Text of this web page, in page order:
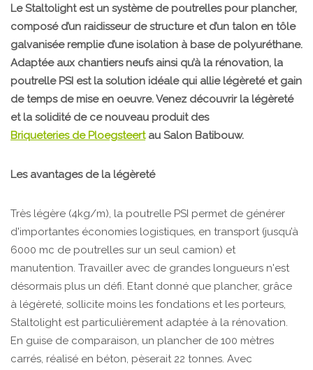
Le Staltolight est un système de poutrelles pour plancher,
composé d’un raidisseur de structure et d’un talon en tôle
galvanisée remplie d’une isolation à base de polyuréthane.
Adaptée aux chantiers neufs ainsi qu’à la rénovation, la
poutrelle PSI est la solution idéale qui allie légèreté et gain
de temps de mise en oeuvre. Venez découvrir la légèreté
et la solidité de ce nouveau produit des
Briqueteries de Ploegsteertau Salon Batibouw.
Les avantages de la légèreté
Très légère (4kg/m), la poutrelle PSI permet de générer
d'importantes économies logistiques, en transport (jusqu’à
6000 mc de poutrelles sur un seul camion) et
manutention. Travailler avec de grandes longueurs n'est
désormais plus un défi. Etant donné que plancher, grâce
à légèreté, sollicite moins les fondations et les porteurs,
Staltolight est particulièrement adaptée à la rénovation.
En guise de comparaison, un plancher de 100 mètres
carrés, réalisé en béton, pèserait 22 tonnes. Avec